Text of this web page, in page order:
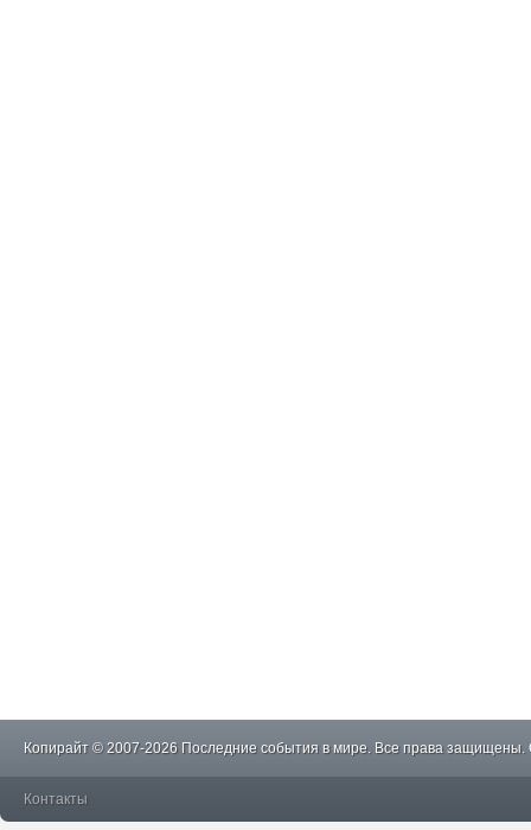
Копирайт © 2007-2026 Последние события в мире. Все права защищены.
Контакты